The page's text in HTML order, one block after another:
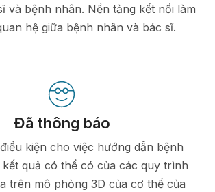
và bệnh nhân. Nền tảng kết nối làm
hệ giữa bệnh nhân và bác sĩ.
Đã thông báo
kiện cho việc hướng dẫn bệnh
quả có thể có của các quy trình
trên mô phỏng 3D của cơ thể của